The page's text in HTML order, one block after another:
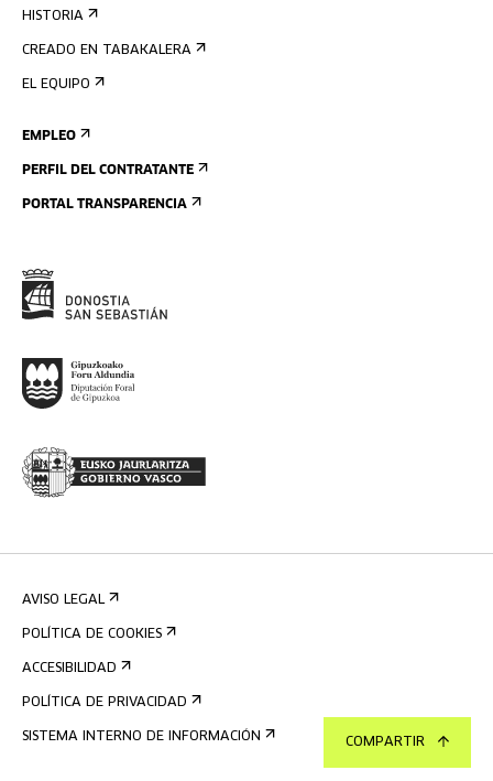
COMPARTIR
HISTORIA
CREADO EN TABAKALERA
EL EQUIPO
EMPLEO
PERFIL DEL CONTRATANTE
PORTAL TRANSPARENCIA
AVISO LEGAL
POLÍTICA DE COOKIES
ACCESIBILIDAD
POLÍTICA DE PRIVACIDAD
SISTEMA INTERNO DE INFORMACIÓN